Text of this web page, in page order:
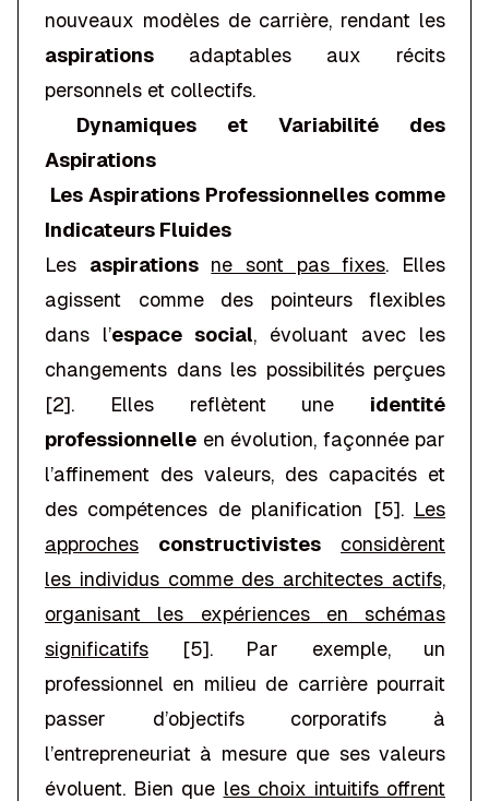
nouveaux modèles de carrière, rendant les
aspirations adaptables aux récits
personnels et collectifs.
Dynamiques et Variabilité des
Aspirations
Les Aspirations Professionnelles comme
Indicateurs Fluides
Les aspirations ne sont pas fixes. Elles
agissent comme des pointeurs flexibles
dans l’espace social, évoluant avec les
changements dans les possibilités perçues
[2]. Elles reflètent une identité
professionnelle en évolution, façonnée par
l’affinement des valeurs, des capacités et
des compétences de planification [5]. Les
approches
constructivistes
considèrent
les individus comme des architectes actifs,
organisant les expériences en schémas
significatifs [5]. Par exemple, un
professionnel en milieu de carrière pourrait
passer d’objectifs corporatifs à
l’entrepreneuriat à mesure que ses valeurs
évoluent. Bien que les choix intuitifs offrent